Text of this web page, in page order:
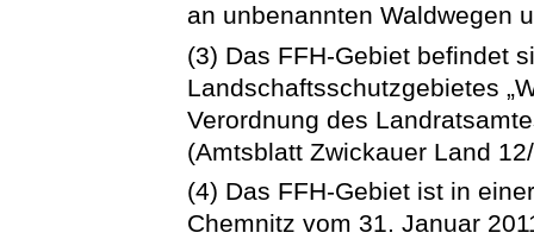
an unbenannten Waldwegen
(3) Das FFH-Gebiet befindet
Landschaftsschutzgebietes
Verordnung des
(Amtsblatt Zwickauer Land
(4) Das FFH-Gebiet ist in
Chemnitz vom 31. Januar